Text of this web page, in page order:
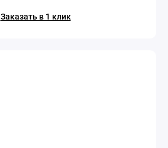
Заказать в 1 клик